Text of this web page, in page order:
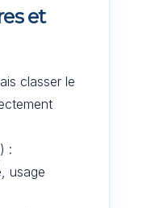
et
classer le
:
usage